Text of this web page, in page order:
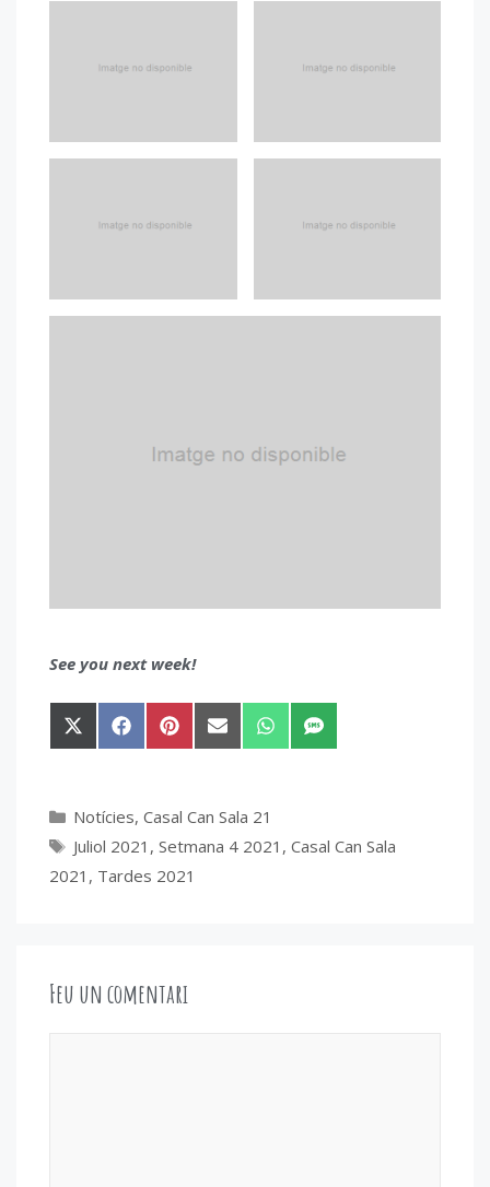
See you next week!
Share
on
Share
on
Share
on
Share
on
Share
on
Share
on
Categories
Notícies, Casal Can Sala 21
Etiquetes
Juliol 2021 , Setmana 4 2021 , Casal Can Sala
2021 , Tardes 2021
Feu un comentari